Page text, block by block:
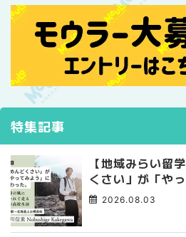
特集記事
【地域みらい留
くさい」が「や
た。 十勝の風に
2026.08.03